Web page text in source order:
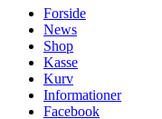
Forside
News
Shop
Kasse
Kurv
Informationer
Facebook